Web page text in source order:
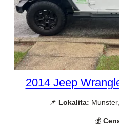
2014 Jeep
📌 Lokalita:
💰